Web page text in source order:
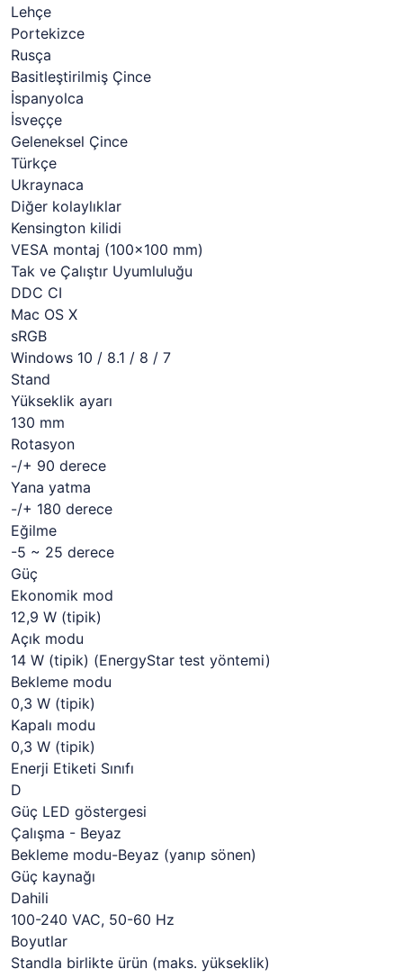
Lehçe
Portekizce
Rusça
Basitleştirilmiş Çince
İspanyolca
İsveççe
Geleneksel Çince
Türkçe
Ukraynaca
Diğer kolaylıklar
Kensington kilidi
VESA montaj (100x100 mm)
Tak ve Çalıştır Uyumluluğu
DDC CI
Mac OS X
sRGB
Windows 10 / 8.1 / 8 / 7
Stand
Yükseklik ayarı
130 mm
Rotasyon
-/+ 90 derece
Yana yatma
-/+ 180 derece
Eğilme
-5 ~ 25 derece
Güç
Ekonomik mod
12,9 W (tipik)
Açık modu
14 W (tipik) (EnergyStar test yöntemi)
Bekleme modu
0,3 W (tipik)
Kapalı modu
0,3 W (tipik)
Enerji Etiketi Sınıfı
D
Güç LED göstergesi
Çalışma - Beyaz
Bekleme modu-Beyaz (yanıp sönen)
Güç kaynağı
Dahili
100-240 VAC, 50-60 Hz
Boyutlar
Standla birlikte ürün (maks. yükseklik)